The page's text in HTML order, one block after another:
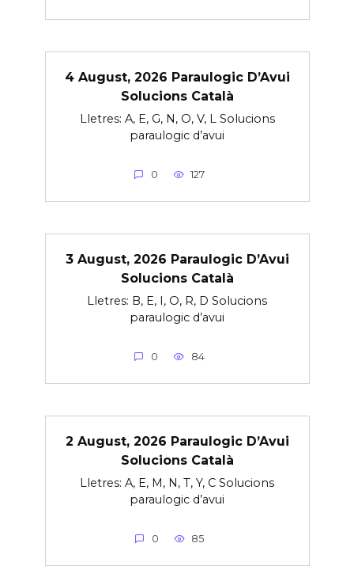
4 August, 2026 Paraulogic D’Avui
Solucions Català
Lletres: A, E, G, N, O, V, L Solucions
paraulogic d’avui
0 127
3 August, 2026 Paraulogic D’Avui
Solucions Català
Lletres: B, E, I, O, R, D Solucions
paraulogic d’avui
0 84
2 August, 2026 Paraulogic D’Avui
Solucions Català
Lletres: A, E, M, N, T, Y, C Solucions
paraulogic d’avui
0 85